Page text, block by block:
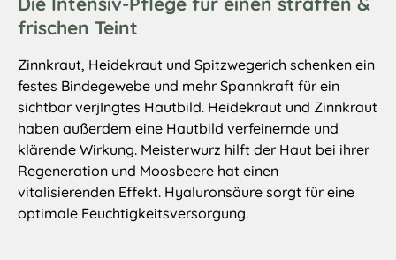
frischen Teint
Zinnkraut, Heidekraut und Spitzwegerich schenken ein
festes Bindegewebe und mehr Spannkraft für ein
sichtbar verjIngtes Hautbild. Heidekraut und Zinnkraut
haben außerdem eine Hautbild verfeinernde und
klärende Wirkung. Meisterwurz hilft der Haut bei ihrer
Regeneration und Moosbeere hat einen
vitalisierenden Effekt. Hyaluronsäure sorgt für eine
optimale Feuchtigkeitsversorgung.